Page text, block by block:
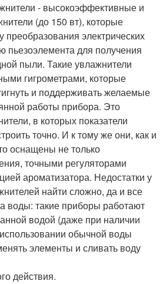
- высокоэффективные и
(до 150 вт), которые
преобразования электрических
пьезоэлемента для получения
пыли. Такие увлажнители
гигрометрами, которые
и поддерживать желаемые
работы прибора. Это
в которых показатели
точно. И к тому же они, как и
оснащены не только
точными регуляторами
ароматизатора. Недостатки у
найти сложно, да и все
воды: такие приборы работают
водой (даже при наличии
обычной воды
элементы и сливать воду
действия.